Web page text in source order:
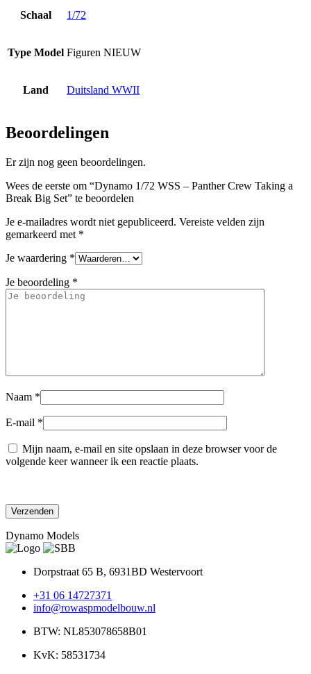
Schaal 1/72
Type Model Figuren NIEUW
Land Duitsland WWII
Beoordelingen
Er zijn nog geen beoordelingen.
Wees de eerste om “Dynamo 1/72 WSS – Panther Crew Taking a
Break Big Set” te beoordelen
Je e-mailadres wordt niet gepubliceerd. Vereiste velden zijn
gemarkeerd met *
Je waardering *
Je beoordeling *
Naam *
E-mail *
Mijn naam, e-mail en site opslaan in deze browser voor de
volgende keer wanneer ik een reactie plaats.
Dynamo Models
Dorpstraat 65 B, 6931BD Westervoort
+31 06 14727371
info@rowaspmodelbouw.nl
BTW: NL853078658B01
KvK: 58531734